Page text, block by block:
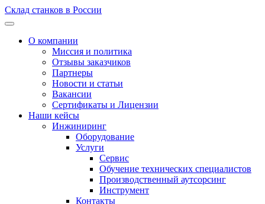
Склад станков в России
О компании
Миссия и политика
Отзывы заказчиков
Партнеры
Новости и статьи
Вакансии
Сертификаты и Лицензии
Наши кейсы
Инжиниринг
Оборудование
Услуги
Сервис
Обучение технических специалистов
Производственный аутсорсинг
Инструмент
Контакты